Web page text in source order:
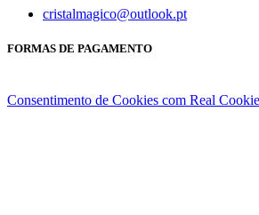
cristalmagico@outlook.pt
FORMAS DE PAGAMENTO
Consentimento de Cookies com Real